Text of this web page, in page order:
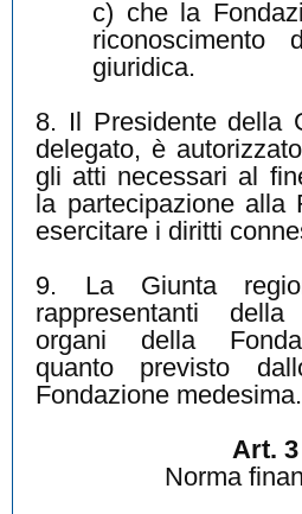
c) che la
riconoscimento
giuridica.
8. Il Presidente della
delegato, è
gli atti necessari al
la partecipazione alla
esercitare i diritti
9. La Giunta
rappresentanti
organi della
quanto previsto
Fondazione medesima.
Art. 3
Norma